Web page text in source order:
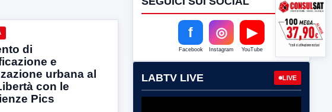
di
e
urbana al
con le
Pics
f
Facebook
◎
Instagram
▶
YouTube
LABTV LIVE LIVE